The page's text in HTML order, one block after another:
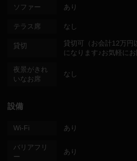
ソファー あり
テラス席 なし
貸切
貸切可（お会計12万円
になります♪お気軽に
夜景がきれ
いなお席
なし
設備
Wi-Fi あり
バリアフリ
ー
あり